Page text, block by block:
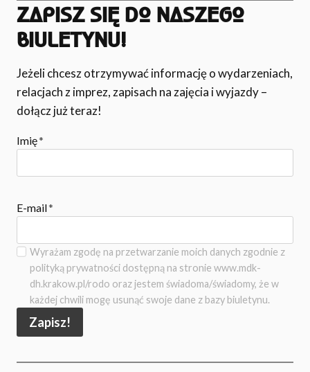
ZAPISZ SIĘ DO NASZEGO
BIULETYNU!
Jeżeli chcesz otrzymywać informację o wydarzeniach,
relacjach z imprez, zapisach na zajęcia i wyjazdy –
dołącz już teraz!
Imię*
E-mail*
Wyrażam zgodę na przetwarzanie moich danych zgodnie z
polityką prywatności dostępną na stronie www.mdk-
dh.krakow.pl/rodo oraz jestem świadoma/świadomy, że w
każdej chwili mogę usunąć swoje dane z bazy biuletynu.
Zapisz!